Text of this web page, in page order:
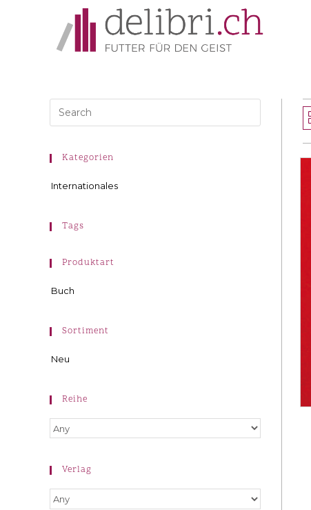
Kategorien
Internationales
Tags
Produktart
Buch
Sortiment
Neu
Reihe
Verlag